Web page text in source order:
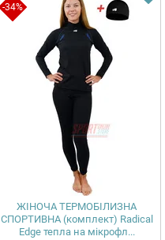
-34%
ЖІНОЧА ТЕРМОБІЛИЗНА
СПОРТИВНА (комплект) Radical
Edge тепла на мікрофл...